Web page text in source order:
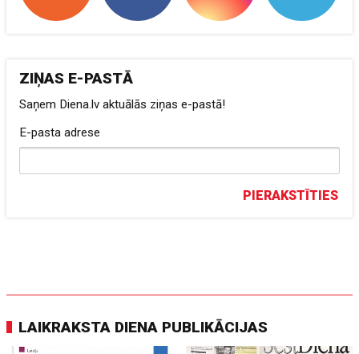
ZIŅAS E-PASTĀ
Saņem Diena.lv aktuālās ziņas e-pastā!
E-pasta adrese
PIERAKSTĪTIES
LAIKRAKSTA DIENA PUBLIKĀCIJAS